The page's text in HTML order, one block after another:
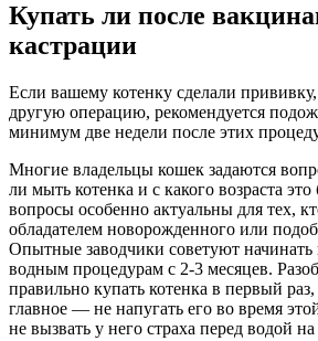
Купать ли после
кастрации
Если вашему котенку сделали
другую операцию, рекомендуется
минимум две недели после этих
Многие владельцы кошек задаются
ли мыть котенка и с какого возраста
вопросы особенно актуальны для тех,
обладателем новорожденного или
Опытные заводчики советуют начинать
водным процедурам с 2-3 месяцев.
правильно купать котенка в первый раз,
главное — не напугать его во время
не вызвать у него страха перед водой